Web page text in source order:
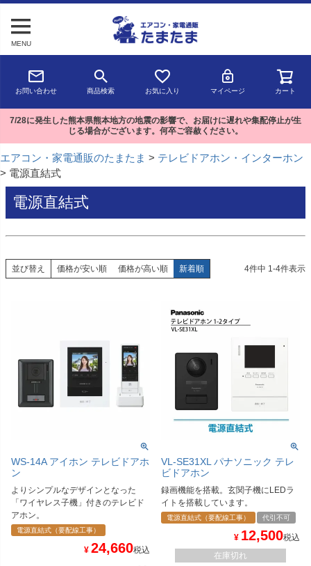
MENU
お問い合わせ 商品検索 お気に入り マイページ カート
7/28に発生した熊本県熊本地方の地震の影響で、お届けに遅れや集配停止が生
じる場合がございます。何卒ご容赦ください。
エアコン・家電通販のたまたま
テレビドアホン・インターホン
電源直結式
電源直結式
並び替え 価格が安い順 価格が高い順 新着順 4件中 1-4件表示
WS-14A アイホン テレビドアホ
ン
よりシンプルなデザインとなった
「ワイヤレス子機」付きのテレビド
アホン。
電源直結式（要配線工事）
¥ 24,660税込
VL-SE31XL パナソニック テレ
ビドアホン
録画機能を搭載。玄関子機にLEDラ
イトを搭載しています。
電源直結式（要配線工事） 代引不可
¥ 12,500税込
在庫切れ